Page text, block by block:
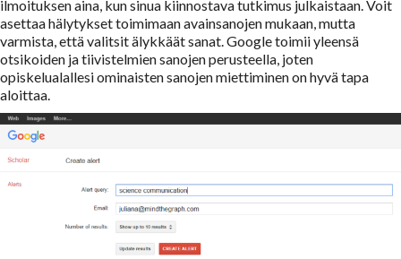
ilmoituksen aina, kun sinua kiinnostava tutkimus julkaistaan. Voit
asettaa hälytykset toimimaan avainsanojen mukaan, mutta
varmista, että valitsit älykkäät sanat. Google toimii yleensä
otsikoiden ja tiivistelmien sanojen perusteella, joten
opiskelualallesi ominaisten sanojen miettiminen on hyvä tapa
aloittaa.